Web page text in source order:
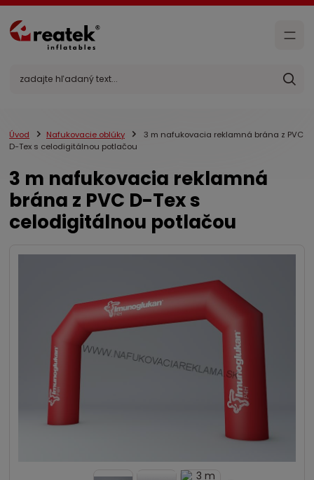
Úvod Nafukovacie oblúky
3 m nafukovacia reklamná brána z PVC
D-Tex s celodigitálnou potlačou
3 m nafukovacia reklamná
brána z PVC D-Tex s
celodigitálnou potlačou